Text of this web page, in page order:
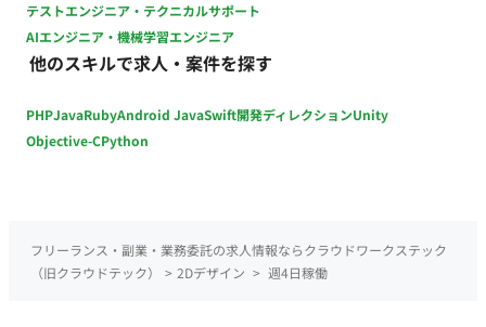
テストエンジニア・テクニカルサポート
AIエンジニア・機械学習エンジニア
他のスキルで求人・案件を探す
PHPJavaRubyAndroid JavaSwift開発ディレクションUnity
Objective-CPython
フリーランス・副業・業務委託の求人情報ならクラウドワークステック
（旧クラウドテック）
> 2Dデザイン > 週4日稼働